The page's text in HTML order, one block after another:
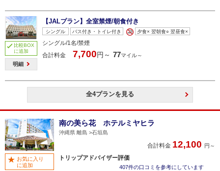
比較BOX
に追加
明細
【JALプラン】全室禁煙/朝食付き
シングル バス付き・トイレ付き 夕食× 翌朝食○ 翌昼食×
シングル/1名/禁煙
合計料金
7,700円～ 77マイル～
全4プランを見る
南の美ら花 ホテルミヤヒラ
沖縄県 離島 石垣島
合計料金 12,100 円～
トリップアドバイザー評価
407件の口コミを参考にしています
お気に入り
に追加